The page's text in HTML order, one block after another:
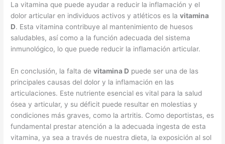
La vitamina que puede ayudar a reducir la inflamación y el
dolor articular en individuos activos y atléticos es lavitamina
D. Esta vitamina contribuye al mantenimiento de huesos
saludables, así como a la función adecuada del sistema
inmunológico, lo que puede reducir la inflamación articular.
En conclusión, la falta devitamina D puede ser una de las
principales causas del dolor y la inflamación en las
articulaciones. Este nutriente esencial es vital para la salud
ósea y articular, y su déficit puede resultar en molestias y
condiciones más graves, como la artritis. Como deportistas, es
fundamental prestar atención a la adecuada ingesta de esta
vitamina, ya sea a través de nuestra dieta, la exposición al sol